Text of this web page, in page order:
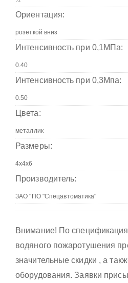
Ориентация:
Интенсивность при 0,1МПа:
Интенсивность при 0,3Мпа:
Цвета:
Размеры:
Производитель:
Внимание! По
водяного пожаротушения
значительные скидки , а
оборудования. Заявки